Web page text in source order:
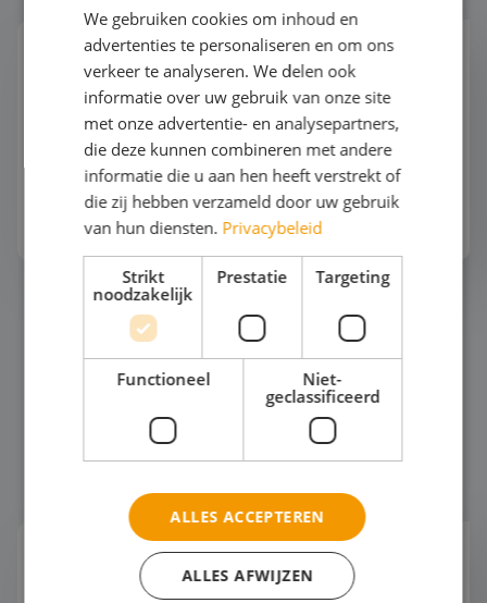
Mode en Design
"Wist jij dat deze jas van gerecycled oceaanplastic
is gemaakt?" "Serieus? Dat zie je echt niet. Mode
kan dus ook duurzaam én mooi zijn!" Een
studiereis naar de modehoofdsteden van Europa
Bekijk het thema
Jouw studenten dromen van een toekomst in de
We gebruiken cookies om inhoud en
advertenties te personaliseren en om ons
verkeer te analyseren. We delen ook
informatie over uw gebruik van onze site
met onze advertentie- en analysepartners,
die deze kunnen combineren met andere
informatie die u aan hen heeft verstrekt of
die zij hebben verzameld door uw gebruik
van hun diensten. Privacybeleid
Strikt
noodzakelijk
Prestatie Targeting
Functioneel
Niet-
geclassificeerd
ALLES ACCEPTEREN
ALLES AFWIJZEN